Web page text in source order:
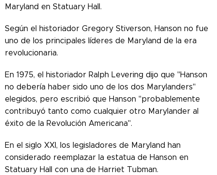
Maryland en Statuary Hall.
Según el historiador Gregory Stiverson, Hanson no fue
uno de los principales líderes de Maryland de la era
revolucionaria.
En 1975, el historiador Ralph Levering dijo que "Hanson
no debería haber sido uno de los dos Marylanders"
elegidos, pero escribió que Hanson "probablemente
contribuyó tanto como cualquier otro Marylander al
éxito de la Revolución Americana".
En el siglo XXI, los legisladores de Maryland han
considerado reemplazar la estatua de Hanson en
Statuary Hall con una de Harriet Tubman.